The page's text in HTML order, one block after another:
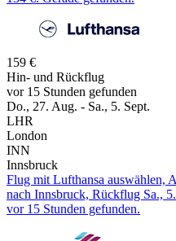
159 €
Hin- und Rückflug
vor 15 Stunden gefunden
Do., 27. Aug. - Sa., 5. Sept.
LHR
London
INN
Innsbruck
Flug mit Lufthansa auswählen,
nach Innsbruck, Rückflug Sa.,
vor 15 Stunden gefunden.